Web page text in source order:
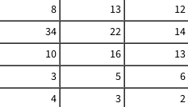
8 13 12
34 22 14
10 16 13
3 5 6
4 3 2